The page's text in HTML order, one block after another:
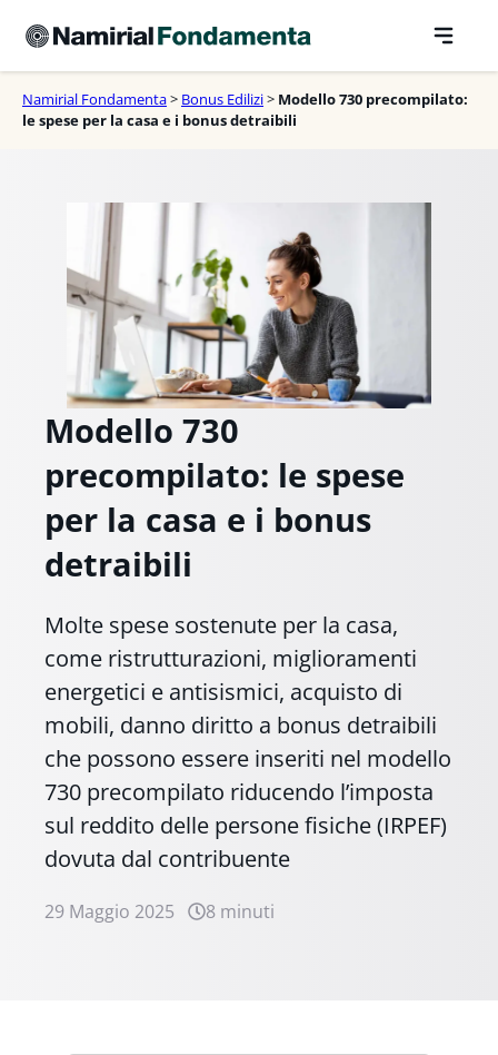
contenuto
Namirial Fondamenta> Bonus Edilizi> Modello 730 precompilato:
le spese per la casa e i bonus detraibili
Modello 730
precompilato: le spese
per la casa e i bonus
detraibili
Molte spese sostenute per la casa,
come ristrutturazioni, miglioramenti
energetici e antisismici, acquisto di
mobili, danno diritto a bonus detraibili
che possono essere inseriti nel modello
730 precompilato riducendo l’imposta
sul reddito delle persone fisiche (IRPEF)
dovuta dal contribuente
29 Maggio 2025 8 minuti